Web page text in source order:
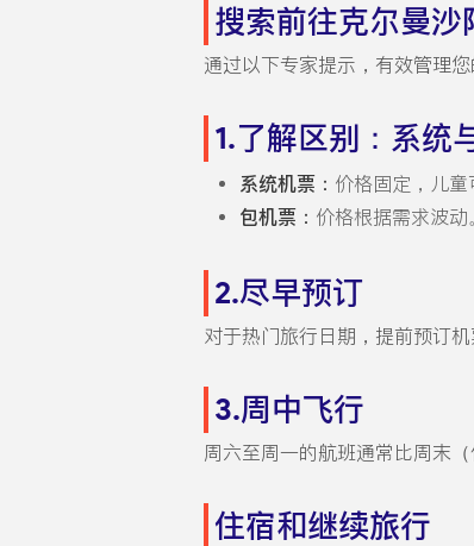
搜索前往克尔曼
通过以下专家提示，有效管理您
1.了解区别：系统
系统机票： 价格固定，儿童
包机票： 价格根据需求波动
2.尽早预订
对于热门旅行日期，提前预订
3.周中飞行
周六至周一的航班通常比周末
住宿和继续旅行